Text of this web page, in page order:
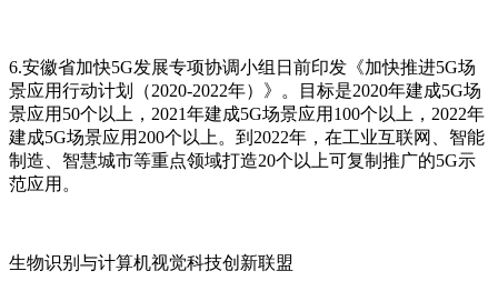
6.安徽省加快5G发展专项协调小组日前印发《加快推进5G场
景应用行动计划（2020-2022年）》。目标是2020年建成5G场
景应用50个以上，2021年建成5G场景应用100个以上，2022年
建成5G场景应用200个以上。到2022年，在工业互联网、智能
制造、智慧城市等重点领域打造20个以上可复制推广的5G示
范应用。
生物识别与计算机视觉科技创新联盟